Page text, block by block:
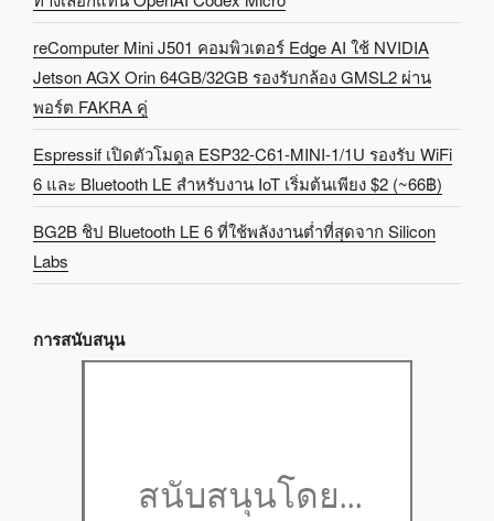
reComputer Mini J501 คอมพิวเตอร์ Edge AI ใช้ NVIDIA
Jetson AGX Orin 64GB/32GB รองรับกล้อง GMSL2 ผ่าน
พอร์ต FAKRA คู่
Espressif เปิดตัวโมดูล ESP32-C61-MINI-1/1U รองรับ WiFi
6 และ Bluetooth LE สำหรับงาน IoT เริ่มต้นเพียง $2 (~66฿)
BG2B ชิป Bluetooth LE 6 ที่ใช้พลังงานต่ำที่สุดจาก Silicon
Labs
การสนับสนุน